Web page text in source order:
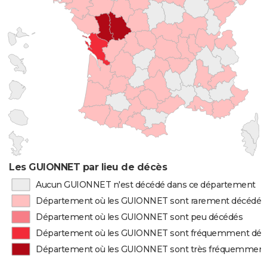
Les GUIONNET par lieu de décès
Aucun GUIONNET n'est décédé dans ce département
Département où les GUIONNET sont rarement décédés
Département où les GUIONNET sont peu décédés
Département où les GUIONNET sont fréquemment
Département où les GUIONNET sont très